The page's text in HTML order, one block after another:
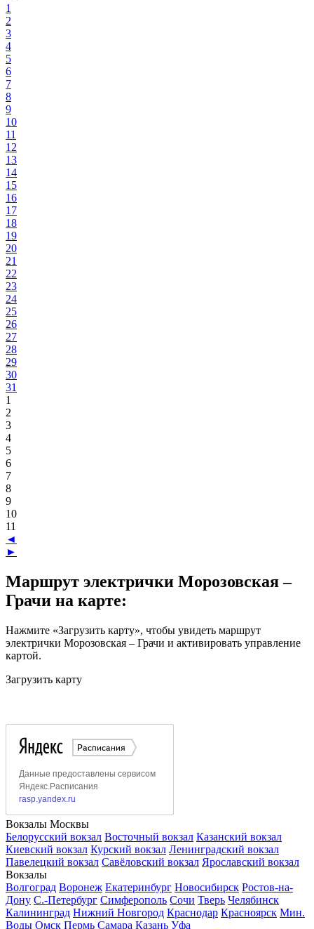
1
2
3
4
5
6
7
8
9
10
11
12
13
14
15
16
17
18
19
20
21
22
23
24
25
26
27
28
29
30
31
1
2
3
4
5
6
7
8
9
10
11
◄
►
Маршрут электрички Морозовская –
Грачи на карте:
Нажмите «Загрузить карту», чтобы увидеть маршрут
электрички Морозовская – Грачи и активировать управление
картой.
Загрузить карту
Вокзалы Москвы
Белорусский вокзал Восточный вокзал Казанский вокзал
Киевский вокзал Курский вокзал Ленинградский вокзал
Павелецкий вокзал Савёловский вокзал Ярославский вокзал
Вокзалы
Волгоград Воронеж Екатеринбург Новосибирск Ростов-на-
Дону С.-Петербург Симферополь Сочи Тверь Челябинск
Калининград Нижний Новгород Краснодар Красноярск Мин.
Воды Омск Пермь Самара Казань Уфа